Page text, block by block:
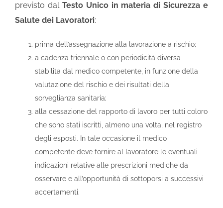
previsto dal Testo Unico in materia di Sicurezza e
Salute dei Lavoratori:
prima dell’assegnazione alla lavorazione a rischio;
a cadenza triennale o con periodicità diversa
stabilita dal medico competente, in funzione della
valutazione del rischio e dei risultati della
sorveglianza sanitaria;
alla cessazione del rapporto di lavoro per tutti coloro
che sono stati iscritti, almeno una volta, nel registro
degli esposti. In tale occasione il medico
competente deve fornire al lavoratore le eventuali
indicazioni relative alle prescrizioni mediche da
osservare e all’opportunità di sottoporsi a successivi
accertamenti.